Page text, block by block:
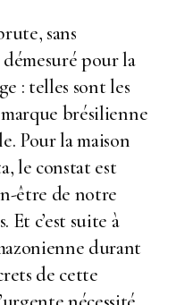
sans
pour la
: telles sont les
brésilienne
Pour la maison
le constat est
être de notre
Et c’est suite à
durant
de cette